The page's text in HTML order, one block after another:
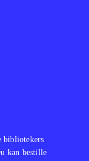
bibliotekers
kan bestille